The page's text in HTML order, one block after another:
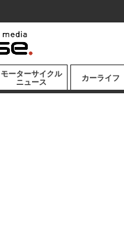
モーターサイクル
ニュース
カーライフ